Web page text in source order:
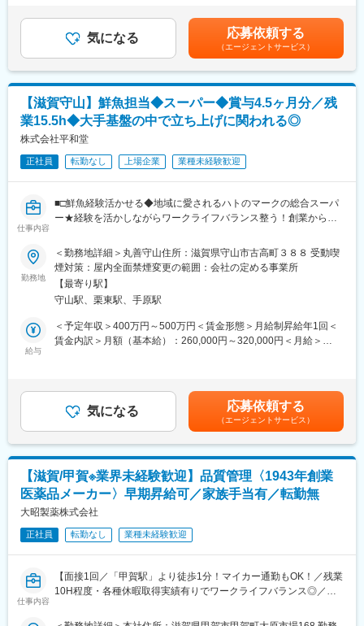
▼▼移動は原則自動車、ITツールを用いてカルテはいつでもどこ
でも▼▼
訪問は原則軽自動車を使用していただきますので悪天候でも気に
なりません
変更の範囲：会社の定める業務
す。
◇臨床事業部とは：
病院やクリニック、健診機関から委託された検体（血液・尿・便
※資格職の採用に関しては、関西圏の専門学校などへ日帰り出張の
機会もあります。頻度：月1～4回程度
＊その他：
・社内研修（新入社員研修・フォローアップ研修・中途社員研修
など）の企画・運営
・社員面談やキャリア支援
■職場環境：
部長（50代男性）、係長（40代男性）、主任（30代女性）、30代
の女性社員、20代の男女社員、そしてパートスタッフと、幅広い
世代がバランスよく活躍しています。
当社の人事部は独立してまだ4年目。仕組みづくりや制度改善な
ど、これから一緒に創り上げていけるやりがいのある環境です。
・福利厚生や制度改革の提案など、会社づくりに直接携わること
ができます
■同社について：
同社は臨床検査事業として検体の検査業務からスタート。以降、
地域の人々の健康維持・増進を図る“トータルヘルスケア”という視
点で60年にわたり事業の幅を広げ、現在は薬局、介護を加えた3
事業体制で事業を行っています。
また現在では8社のグループ企業を展開し、様々な価値の提供を行
っています。
（主任）70,000円（係長）賃金はあくまでも目安の金額であり、
選考を通じて上下する可能性があります。月給(月額)は固定手当を
含めた表記です。
気になる 応募依頼する
（エージェントサービス）
【滋賀守山】鮮魚担当◆スーパー◆賞与4.5ヶ月分／残
業15.5h◆大手基盤の中で立ち上げに関われる◎
株式会社平和堂
正社員 転勤なし 上場企業 業種未経験歓迎
仕事内容
■□鮮魚経験活かせる◆地域に愛されるハトのマークの総合スーパ
ー★経験を活かしながらワークライフバランス整う！創業から黒
『平和堂』『フレンドマート』『フレンドタウン』『アル・プラ
ザ』を展開している当社にて、各店舗の食料品部門の業務をお任
せします。
ーーーー＼ポジションの魅力／ーーーー
◎専門性の高い売場づくり
◎大手基盤の中で、立ち上げフェーズに参画できる！
大手基盤のもと、新たな店舗コンセプトを構築中。現場での鮮度
◎職人志向が活きる環境 ＼頑張りが手当に反映◎／
加工技術や売場づくりのスキルを磨ける環境。研修制度・ライセ
ンス制度によりスキル評価も明確です。
ーーーーーーーーーーーーーーーーーー
■職務内容：
・食品（鮮魚）の加工業務
・商品のパック詰め・盛り付け
・売場づくり（陳列・レイアウト変更・販促）
・商品の鮮度管理・在庫管理
勤務地
＜勤務地詳細＞丸善守山住所：滋賀県守山市古高町３８８ 受動喫
煙対策：屋内全面禁煙変更の範囲：会社の定める事業所
【最寄り駅】
守山駅、栗東駅、手原駅
給与
＜予定年収＞400万円～500万円＜賃金形態＞月給制昇給年1回＜
賃金内訳＞月額（基本給）：260,000円～320,000円＜月給＞
主任（月給30万円＋賞与）・710万円／次長・バイヤー（月給38
万円＋賞与＋職責手当）・870万円／店長・課長（月給53万円+職
責手当）賃金はあくまでも目安の金額であり、選考を通じて上下
する可能性があります。月給(月額)は固定手当を含めた表記です。
気になる 応募依頼する
（エージェントサービス）
【滋賀/甲賀※業界未経験歓迎】品質管理〈1943年創業
医薬品メーカー〉早期昇給可／家族手当有／転勤無
大昭製薬株式会社
正社員 転勤なし 業種未経験歓迎
仕事内容
【面接1回／「甲賀駅」より徒歩1分！マイカー通勤もOK！／残業
10H程度・各種休暇取得実績有りでワークライフバランス◎／家
有】